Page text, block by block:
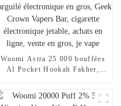
Woomi Astra 25 000 bouffées
Al Pocket Hookah Fakher,
Crown Vapers Bar, cigarette